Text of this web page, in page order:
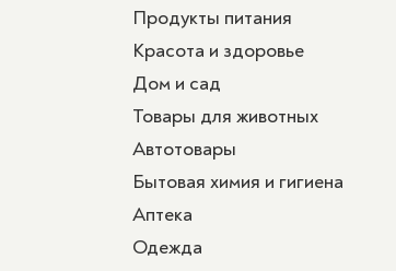
Продукты питания
Красота и здоровье
Дом и сад
Товары для животных
Автотовары
Бытовая химия и гигиена
Аптека
Одежда